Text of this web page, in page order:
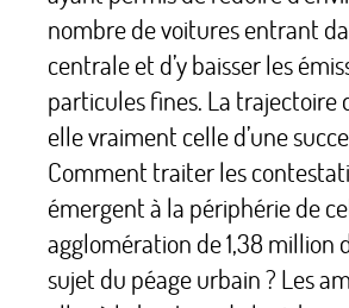
nombre de voitures entrant
centrale et d’y baisser les
particules fines. La trajectoire
elle vraiment celle d’une
Comment traiter les
émergent à la périphérie de
agglomération de 1,38 million
sujet du péage urbain? Les